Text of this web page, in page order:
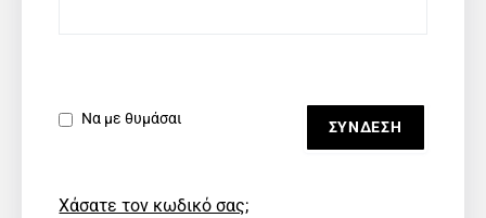
Να με θυμάσαι
Χάσατε τον κωδικό σας;